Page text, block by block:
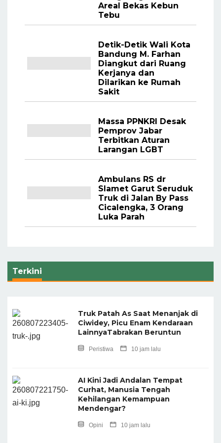
Areal Bekas Kebun
Tebu
Detik-Detik Wali Kota
Bandung M. Farhan
Diangkut dari Ruang
Kerjanya dan
Dilarikan ke Rumah
Sakit
Massa PPNKRI Desak
Pemprov Jabar
Terbitkan Aturan
Larangan LGBT
Ambulans RS dr
Slamet Garut Seruduk
Truk di Jalan By Pass
Cicalengka, 3 Orang
Luka Parah
Terkini
Truk Patah As Saat Menanjak di
Ciwidey, Picu Enam Kendaraan
LainnyaTabrakan Beruntun
Peristiwa 10 jam lalu
AI Kini Jadi Andalan Tempat
Curhat, Manusia Tengah
Kehilangan Kemampuan
Mendengar?
Opini 10 jam lalu